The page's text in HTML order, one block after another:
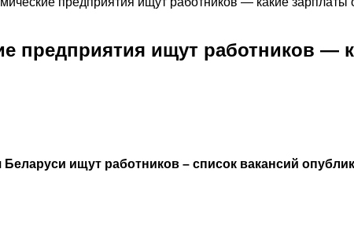
предприятия ищут работников —
ищут работников – список вакансий